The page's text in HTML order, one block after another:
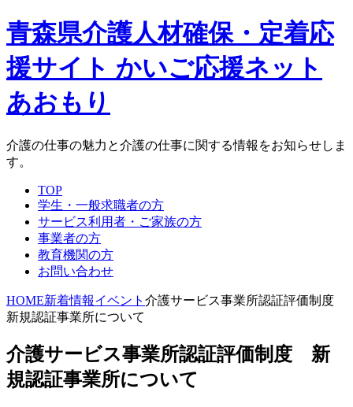
青森県介護人材確保・定着応
援サイト かいご応援ネット
あおもり
介護の仕事の魅力と介護の仕事に関する情報をお知らせしま
す。
TOP
学生・一般求職者の方
サービス利用者・ご家族の方
事業者の方
教育機関の方
お問い合わせ
HOME新着情報イベント 介護サービス事業所認証評価制度
新規認証事業所について
介護サービス事業所認証評価制度 新
規認証事業所について